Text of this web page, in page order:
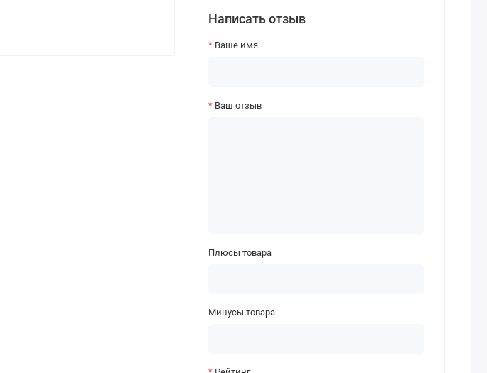
Написать отзыв
Ваше имя
Ваш отзыв
Плюсы товара
Минусы товара